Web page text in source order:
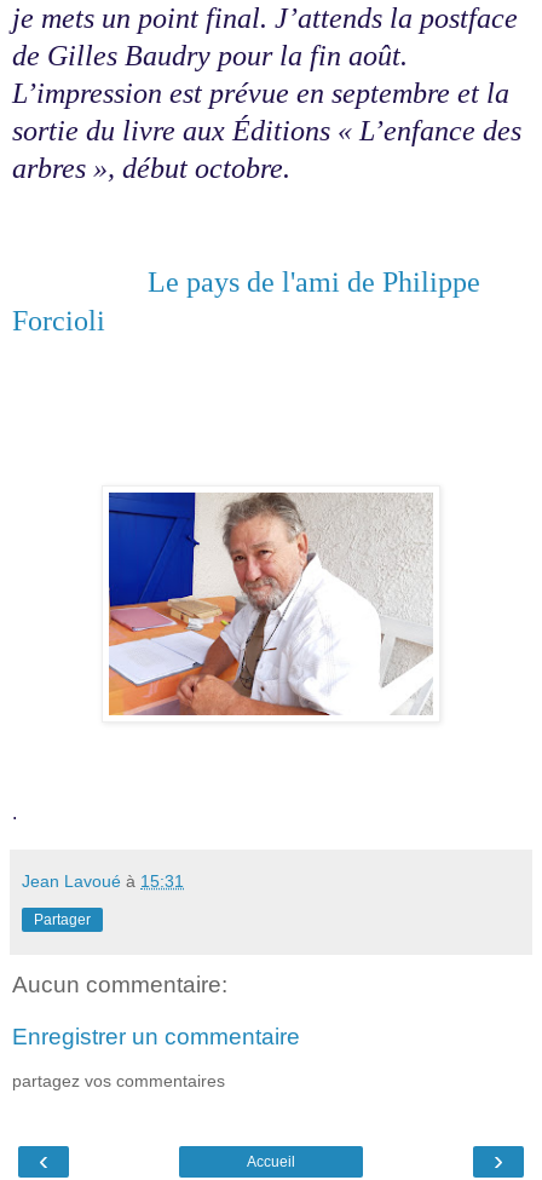
je mets un point final. J’attends la postface
de Gilles Baudry pour la fin août.
L’impression est prévue en septembre et la
sortie du livre aux Éditions « L’enfance des
arbres », début octobre.
Le pays de l'ami de Philippe
Forcioli
.
Jean Lavoué à 15:31
Partager
Aucun commentaire:
Enregistrer un commentaire
partagez vos commentaires
‹ ›
Accueil